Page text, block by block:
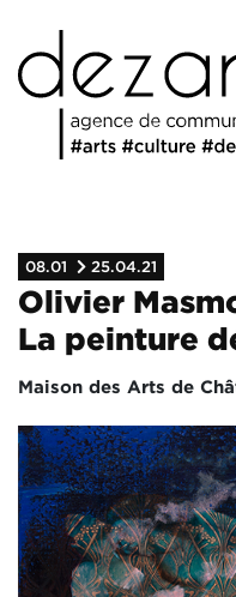
08.01 25.04.21
Olivier
La peinture
Maison des Arts de